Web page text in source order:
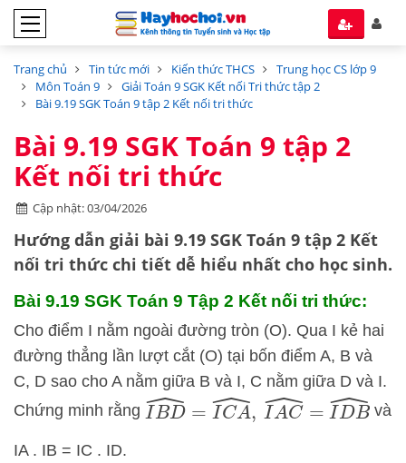
Trang chủ Tin tức mới Kiến thức THCS
Trung học CS lớp 9
Môn Toán 9
Giải Toán 9 SGK Kết nối Tri thức tập 2
Bài 9.19 SGK Toán 9 tập 2 Kết nối tri thức
Bài 9.19 SGK Toán 9 tập 2
Kết nối tri thức
Cập nhật: 03/04/2026
Hướng dẫn giải bài 9.19 SGK Toán 9 tập 2 Kết
nối tri thức chi tiết dễ hiểu nhất cho học sinh.
Bài 9.19 SGK Toán 9 Tập 2 Kết nối tri thức:
Cho điểm I nằm ngoài đường tròn (O). Qua I kẻ hai
đường thẳng lần lượt cắt (O) tại bốn điểm A, B và
C, D sao cho A nằm giữa B và I, C nằm giữa D và I.
Chứng minh rằng IBD^ =ICA^,I AC^=I DB^ và
IA . IB = IC . ID.